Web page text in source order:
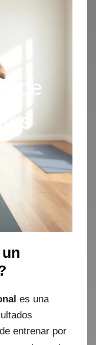
de
es una
entrenar por